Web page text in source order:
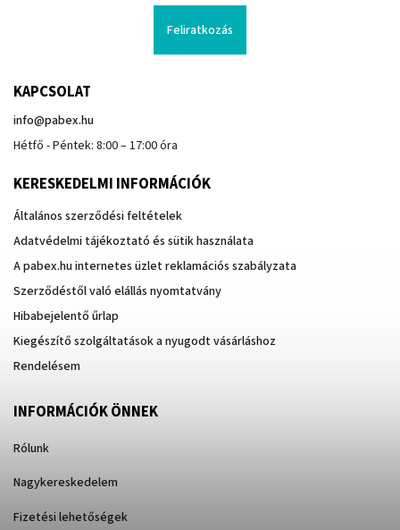
Feliratkozás
KAPCSOLAT
info@pabex.hu
Hétfő - Péntek: 8:00 – 17:00 óra
KERESKEDELMI INFORMÁCIÓK
Általános szerződési feltételek
Adatvédelmi tájékoztató és sütik használata
A pabex.hu internetes üzlet reklamációs szabályzata
Szerződéstől való elállás nyomtatvány
Hibabejelentő űrlap
Kiegészítő szolgáltatások a nyugodt vásárláshoz
Rendelésem
INFORMÁCIÓK ÖNNEK
Rólunk
Nagykereskedelem
Fizetési lehetőségek